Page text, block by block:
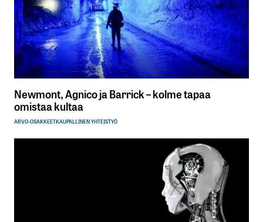
Newmont, Agnico ja Barrick – kolme tapaa
omistaa kultaa
ARVO-OSAKKEETKAUPALLINEN YHTEISTYÖ